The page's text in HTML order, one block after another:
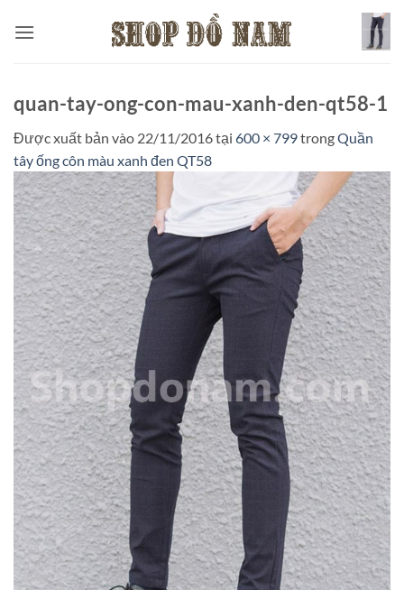
qua
quan-tay-ong-con-mau-xanh-den-qt58-1
Được xuất bản vào 22/11/2016tại 600 × 799trongQuần
tây ống côn màu xanh đen QT58